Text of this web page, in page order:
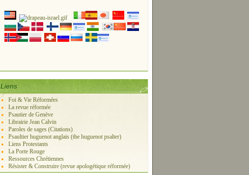
Liens
Foi & Vie Réformées
La revue réformée
Psautier de Genève
Librairie Jean Calvin
Paroles de sages (Citations)
Psaultier huguenot anglais (the huguenot psalter)
Liens Protestants
La Porte Rouge
Ressources Chrétiennes
Résister & Construire (revue apologétique réformée)